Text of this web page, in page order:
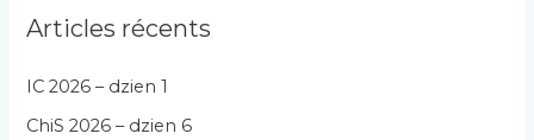
Articles récents
IC 2026 – dzien 1
ChiS 2026 – dzien 6